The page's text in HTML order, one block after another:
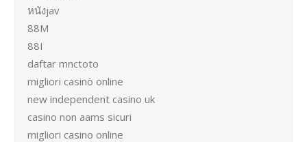
หนังjav
88M
88I
daftar mnctoto
migliori casinò online
new independent casino uk
casino non aams sicuri
migliori casino online